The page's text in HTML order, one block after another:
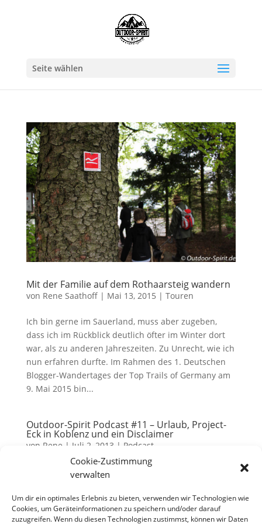
Cookie-Zustimmung
verwalten
Um dir ein optimales Erlebnis zu bieten, verwenden wir Technologien wie
Cookies, um Geräteinformationen zu speichern und/oder darauf
zuzugreifen. Wenn du diesen Technologien zustimmst, können wir Daten
Seite wählen
Mit der Familie auf dem Rothaarsteig wandern
von Rene Saathoff| Mai 13, 2015 | Touren
Ich bin gerne im Sauerland, muss aber zugeben,
dass ich im Rückblick deutlich öfter im Winter dort
war, als zu anderen Jahreszeiten. Zu Unrecht, wie ich
nun erfahren durfte. Im Rahmen des 1. Deutschen
Blogger-Wandertages der Top Trails of Germany am
9. Mai 2015 bin...
Outdoor-Spirit Podcast #11 – Urlaub, Project-
Eck in Koblenz und ein Disclaimer
von Rene | Juli 2, 2013 | Podcast
Download: MP3 Audio49 MB Und hier ist die 11.
Meinung nach, haben wir es wieder geschafft,
Themen aus dem gesamten Gemüsegarten